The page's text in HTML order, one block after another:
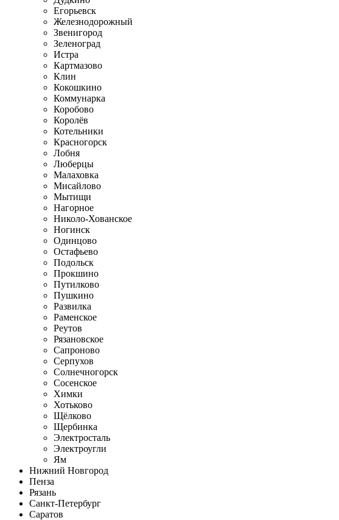
Егорьевск
Железнодорожный
Звенигород
Зеленоград
Истра
Картмазово
Клин
Кокошкино
Коммунарка
Коробово
Королёв
Котельники
Красногорск
Лобня
Люберцы
Малаховка
Мисайлово
Мытищи
Нагорное
Николо-Хованское
Ногинск
Одинцово
Остафьево
Подольск
Прокшино
Путилково
Пушкино
Развилка
Раменское
Реутов
Рязановское
Сапроново
Серпухов
Солнечногорск
Сосенское
Химки
Хотьково
Щёлково
Щербинка
Электросталь
Электроугли
Ям
Нижний Новгород
Пенза
Рязань
Санкт-Петербург
Саратов